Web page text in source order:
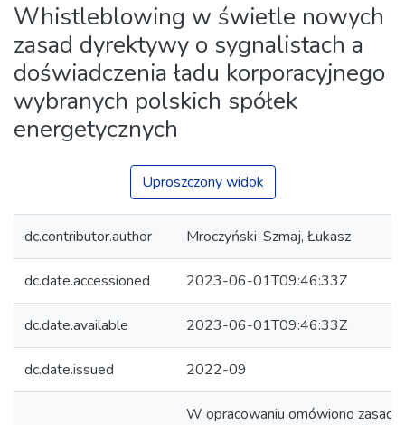
Whistleblowing w świetle nowych
zasad dyrektywy o sygnalistach a
doświadczenia ładu korporacyjnego
wybranych polskich spółek
energetycznych
Uproszczony widok
dc.contributor.author Mroczyński-Szmaj, Łukasz
dc.date.accessioned 2023-06-01T09:46:33Z
dc.date.available 2023-06-01T09:46:33Z
dc.date.issued 2022-09
W opracowaniu omówiono zasady